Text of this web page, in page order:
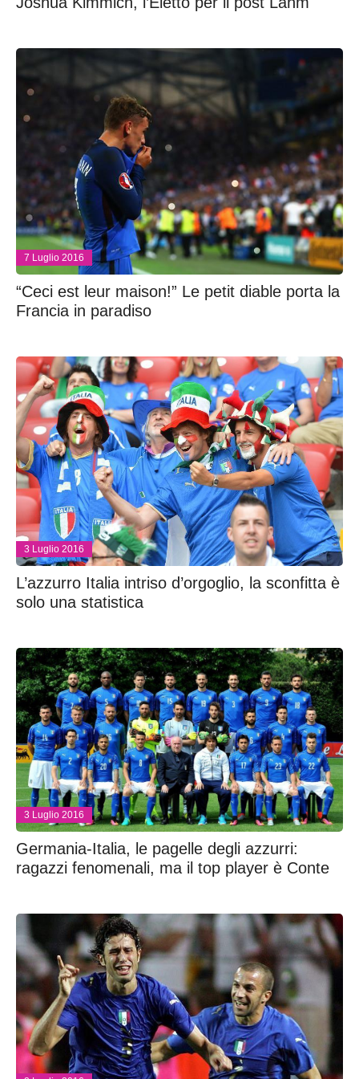
7 Luglio 2016
“Ceci est leur maison!” Le petit diable porta la
Francia in paradiso
3 Luglio 2016
L’azzurro Italia intriso d’orgoglio, la sconfitta è
solo una statistica
3 Luglio 2016
Germania-Italia, le pagelle degli azzurri:
ragazzi fenomenali, ma il top player è Conte